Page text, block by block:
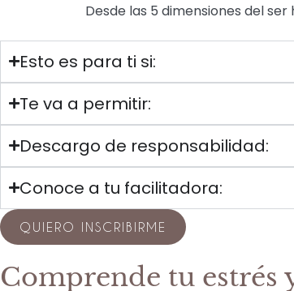
Desde las 5 dimensiones del ser
Esto es para ti si:
Te va a permitir:
Descargo de responsabilidad:
Conoce a tu facilitadora:
QUIERO INSCRIBIRME
Comprende tu estrés